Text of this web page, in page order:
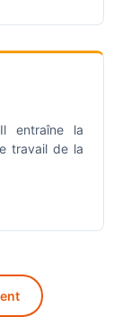
entraîne la
travail de la